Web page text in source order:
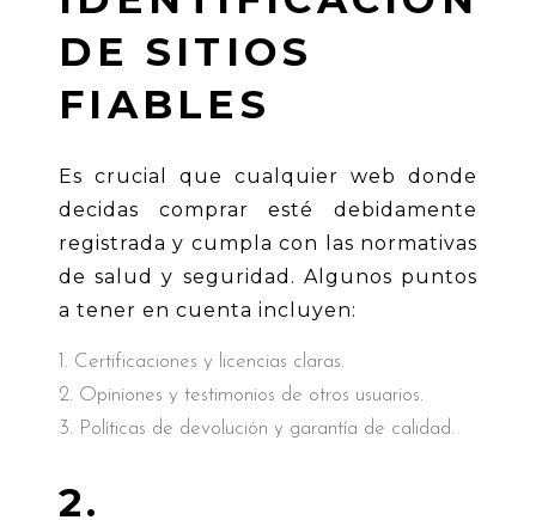
DE SITIOS
FIABLES
Es crucial que cualquier web donde
decidas comprar esté debidamente
registrada y cumpla con las normativas
de salud y seguridad. Algunos puntos
a tener en cuenta incluyen:
Certificaciones y licencias claras.
Opiniones y testimonios de otros usuarios.
Políticas de devolución y garantía de calidad.
2.